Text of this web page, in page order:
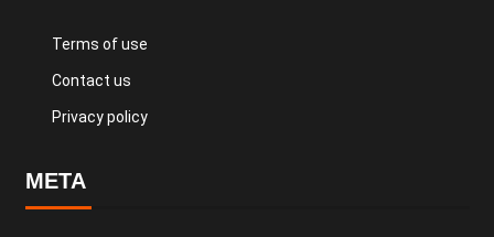
Terms of use
Contact us
Privacy policy
META